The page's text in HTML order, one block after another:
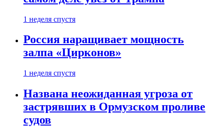
1 неделя спустя
Россия наращивает мощность
залпа «Цирконов»
1 неделя спустя
Названа неожиданная угроза от
застрявших в Ормузском проливе
судов